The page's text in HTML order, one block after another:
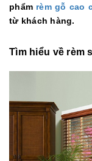
phẩm rèm gỗ cao
từ khách hàng.
Tìm hiểu về rèm